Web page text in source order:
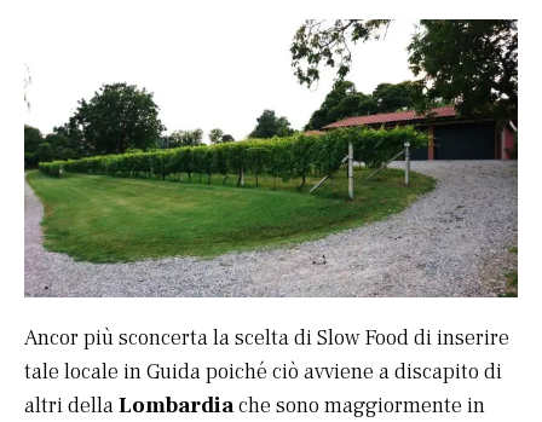
Ancor più sconcerta la scelta di Slow Food di inserire
tale locale in Guida poiché ciò avviene a discapito di
altri dellaLombardiache sono maggiormente in